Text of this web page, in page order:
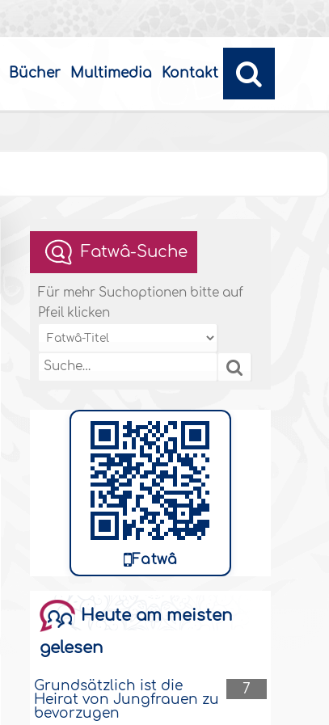
Bücher Multimedia Kontakt
Fatwâ-Suche
Für mehr Suchoptionen bitte auf
Pfeil klicken
Fatwâ
Heute am meisten
gelesen
7
Grundsätzlich ist die
Heirat von Jungfrauen zu
bevorzugen